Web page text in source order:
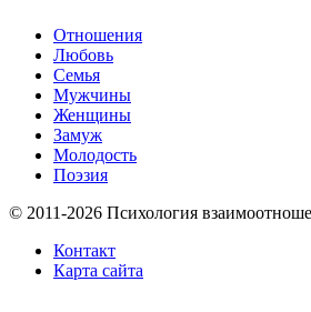
Отношения
Любовь
Семья
Мужчины
Женщины
Замуж
Молодость
Поэзия
© 2011-2026 Психология
Контакт
Карта сайта